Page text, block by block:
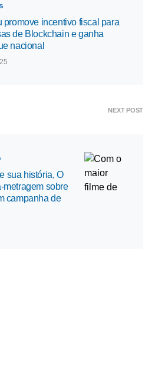
promove incentivo fiscal para
de Blockchain e ganha
nacional
NEXT POST
sua história, O
metragem sobre
campanha de